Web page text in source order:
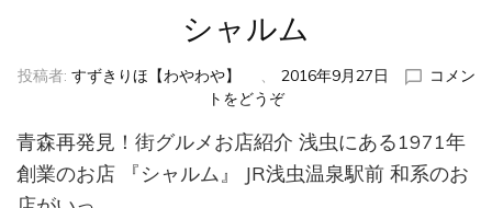
シャルム
投稿者: すずきりほ【わやわや】 2016年9月27日
コメン
トをどうぞ(シ
ル
ム)
青森再発見！街グルメお店紹介 浅虫にある1971年
創業のお店 『シャルム』 JR浅虫温泉駅前 和系のお